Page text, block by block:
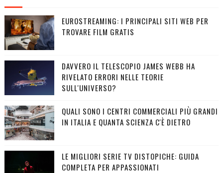
EUROSTREAMING: I PRINCIPALI SITI WEB PER
TROVARE FILM GRATIS
DAVVERO IL TELESCOPIO JAMES WEBB HA
RIVELATO ERRORI NELLE TEORIE
SULL'UNIVERSO?
QUALI SONO I CENTRI COMMERCIALI PIÙ GRANDI
IN ITALIA E QUANTA SCIENZA C'È DIETRO
LE MIGLIORI SERIE TV DISTOPICHE: GUIDA
COMPLETA PER APPASSIONATI